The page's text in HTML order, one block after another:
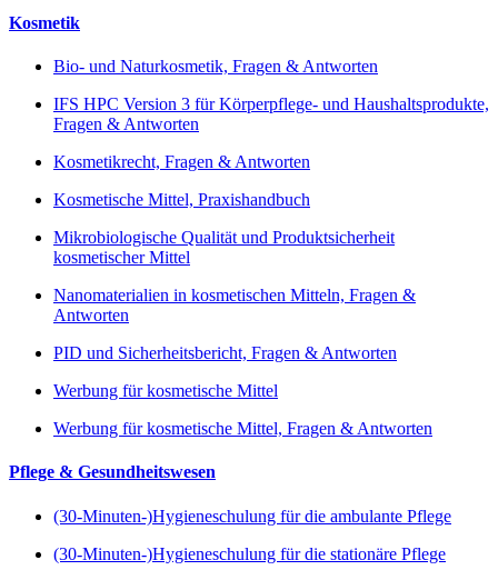
Kosmetik
Bio- und Naturkosmetik, Fragen & Antworten
IFS HPC Version 3 für Körperpflege- und Haushaltsprodukte,
Fragen & Antworten
Kosmetikrecht, Fragen & Antworten
Kosmetische Mittel, Praxishandbuch
Mikrobiologische Qualität und Produktsicherheit
kosmetischer Mittel
Nanomaterialien in kosmetischen Mitteln, Fragen &
Antworten
PID und Sicherheitsbericht, Fragen & Antworten
Werbung für kosmetische Mittel
Werbung für kosmetische Mittel, Fragen & Antworten
Pflege & Gesundheitswesen
(30-Minuten-)Hygieneschulung für die ambulante Pflege
(30-Minuten-)Hygieneschulung für die stationäre Pflege